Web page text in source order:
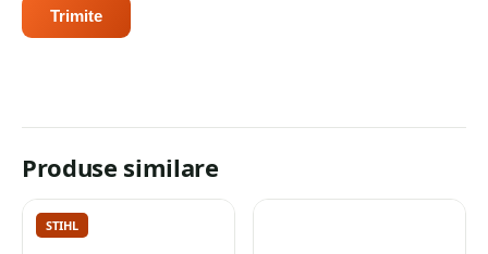
Produse similare
STIHL